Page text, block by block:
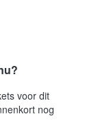
voor dit
nog